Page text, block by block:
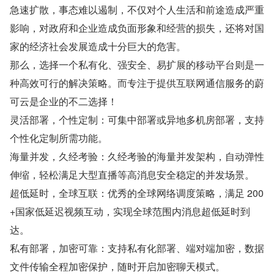
急速扩散，事态难以遏制，不仅对个人生活和前途造成严重
影响，对政府和企业造成负面形象和经营的损失，还将对国
家的经济社会发展造成十分巨大的危害。
那么，选择一个私有化、强安全、易扩展的移动平台则是一
种高效可行的解决策略。而专注于提供互联网通信服务的蔚
可云是企业的不二选择！
灵活部署，个性定制：可集中部署或异地多机房部署，支持
个性化定制所需功能。
海量并发，久经考验：久经考验的海量并发架构，自动弹性
伸缩，轻松满足大型直播等高消息安全稳定的并发场景。
超低延时，全球互联：优秀的全球网络调度策略，满足 200
+国家低延迟视频互动，实现全球范围内消息超低延时到
达。
私有部署，加密可靠：支持私有化部署、端对端加密，数据
文件传输全程加密保护，随时开启加密聊天模式。